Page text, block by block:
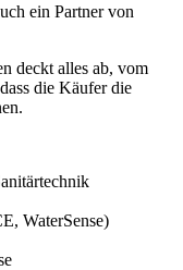
ein Partner von
deckt alles ab, vom
die Käufer die
WaterSense)